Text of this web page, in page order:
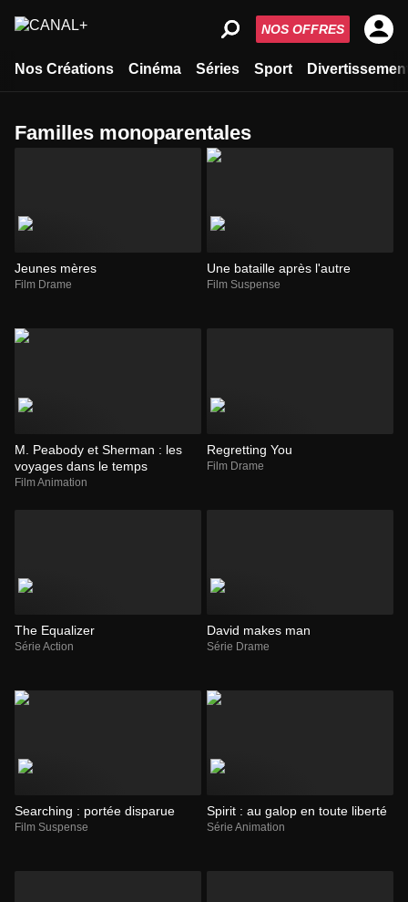
Nos Créations Cinéma Séries Sport
NOS OFFRES
familles monoparentales
Jeunes mères
Film Drame
Une bataille après l'autre
Film Suspense
M. Peabody et Sherman : les
voyages dans le temps
Film Animation
Regretting You
Film Drame
The Equalizer
Série Action
David makes man
Série Drame
Searching : portée disparue
Film Suspense
Spirit : au galop en toute liberté
Série Animation